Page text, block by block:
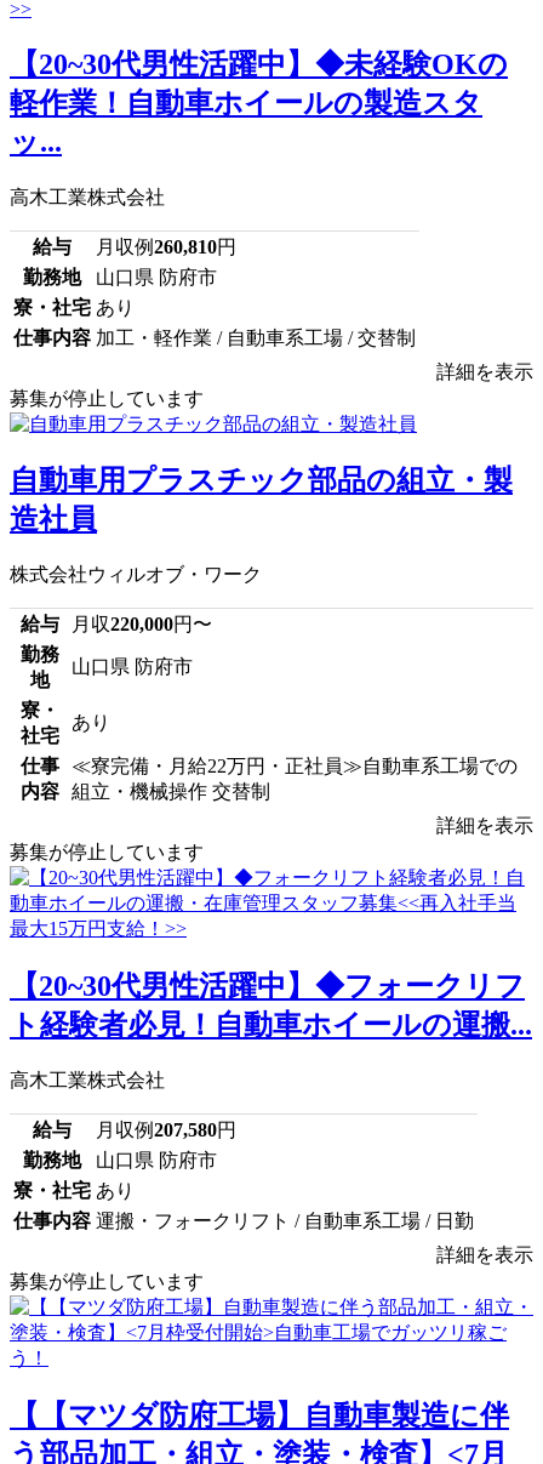
【20~30代男性活躍中】◆未経験OKの
軽作業！自動車ホイールの製造スタ
ッ...
高木工業株式会社
給与 月収例260,810円
勤務地
山口県 防府市
寮・社宅 あり
仕事内容 加工・軽作業 / 自動車系工場 / 交替制
詳細を表示
募集が停止しています
自動車用プラスチック部品の組立・製
造社員
株式会社ウィルオブ・ワーク
給与 月収220,000円〜
勤務
地
山口県 防府市
寮・
社宅
あり
仕事
内容
≪寮完備・月給22万円・正社員≫自動車系工場での
組立・機械操作 交替制
詳細を表示
募集が停止しています
【20~30代男性活躍中】◆フォークリフ
ト経験者必見！自動車ホイールの運搬...
高木工業株式会社
給与 月収例207,580円
勤務地
山口県 防府市
寮・社宅 あり
仕事内容 運搬・フォークリフト / 自動車系工場 / 日勤
詳細を表示
募集が停止しています
【【マツダ防府工場】自動車製造に伴
う部品加工・組立・塗装・検査】<7月